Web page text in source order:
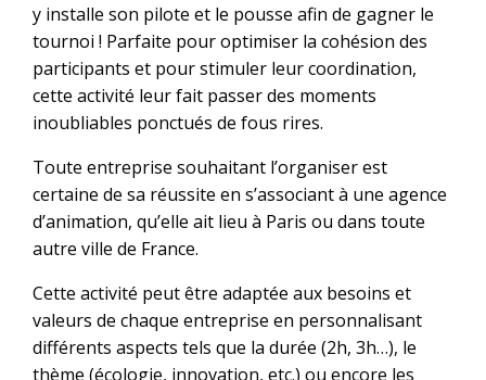
y installe son pilote et le pousse afin de gagner le
tournoi ! Parfaite pour optimiser la cohésion des
participants et pour stimuler leur coordination,
cette activité leur fait passer des moments
inoubliables ponctués de fous rires.
Toute entreprise souhaitant l’organiser est
certaine de sa réussite en s’associant à une agence
d’animation, qu’elle ait lieu à Paris ou dans toute
autre ville de France.
Cette activité peut être adaptée aux besoins et
valeurs de chaque entreprise en personnalisant
différents aspects tels que la durée (2h, 3h…), le
thème (écologie, innovation, etc.) ou encore les